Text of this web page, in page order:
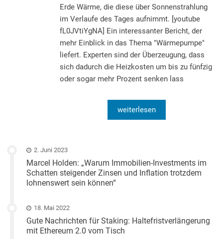
Erde Wärme, die diese über Sonnenstrahlung
im Verlaufe des Tages aufnimmt. [youtube
fL0JVtiYgNA] Ein interessanter Bericht, der
mehr Einblick in das Thema "Wärmepumpe"
liefert. Experten sind der Überzeugung, dass
sich dadurch die Heizkosten um bis zu fünfzig
oder sogar mehr Prozent senken lass
weiterlesen
2. Juni 2023
Marcel Holden: „Warum Immobilien-Investments im
Schatten steigender Zinsen und Inflation trotzdem
lohnenswert sein können“
18. Mai 2022
Gute Nachrichten für Staking: Haltefristverlängerung
mit Ethereum 2.0 vom Tisch